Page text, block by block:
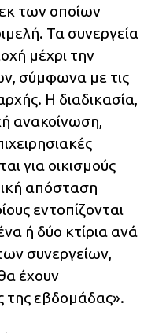
των οποίων
Τα συνεργεία
μέχρι την
σύμφωνα με τις
Η διαδικασία,
ανακοίνωση,
για οικισμούς
απόσταση
εντοπίζονται
ή δύο κτίρια ανά
συνεργείων,
έχουν
της εβδομάδας».